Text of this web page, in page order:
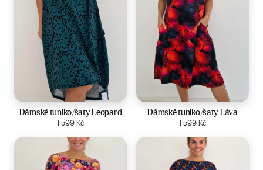
Velikost:44-50
Dámské tuniko/šaty Leopard
1 599Kč
Zobrazit produkt
Velikost: 44-50
Dámské tuniko/šaty Láva
1 599Kč
Zobrazit produkt